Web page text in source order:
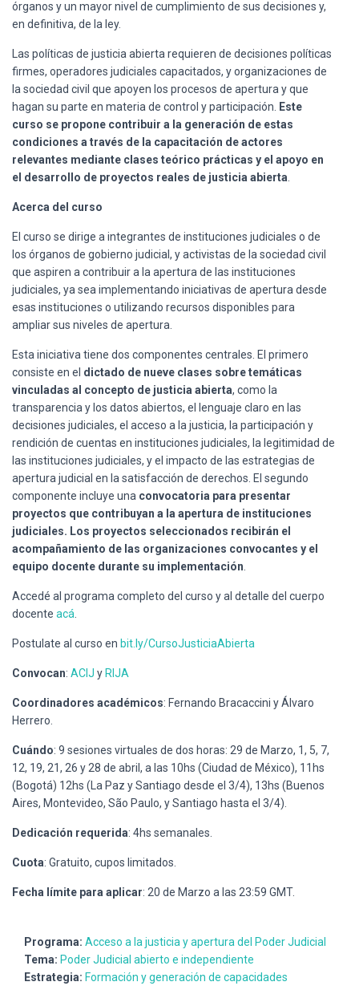
órganos y un mayor nivel de cumplimiento de sus decisiones y,
en definitiva, de la ley.
Las políticas de justicia abierta requieren de decisiones políticas
firmes, operadores judiciales capacitados, y organizaciones de
la sociedad civil que apoyen los procesos de apertura y que
hagan su parte en materia de control y participación.
Este
curso se propone contribuir a la generación de estas
condiciones a través de la capacitación de actores
relevantes mediante clases teórico prácticas y el apoyo en
el desarrollo de proyectos reales de justicia abierta
Acerca del curso
El curso se dirige a integrantes de instituciones judiciales o de
los órganos de gobierno judicial, y activistas de la sociedad civil
que aspiren a contribuir a la apertura de las instituciones
judiciales, ya sea implementando iniciativas de apertura desde
esas instituciones o utilizando recursos disponibles para
ampliar sus niveles de apertura.
Esta iniciativa tiene dos componentes centrales. El primero
consiste en el dictado de nueve clases sobre temáticas
vinculadas al concepto de justicia abierta, como la
transparencia y los datos abiertos, el lenguaje claro en las
decisiones judiciales, el acceso a la justicia, la participación y
rendición de cuentas en instituciones judiciales, la legitimidad de
las instituciones judiciales, y el impacto de las estrategias de
apertura judicial en la satisfacción de derechos. El segundo
componente incluye una convocatoria para presentar
proyectos que contribuyan a la apertura de instituciones
judiciales. Los proyectos seleccionados recibirán el
acompañamiento de las organizaciones convocantes y el
equipo docente durante su implementación
Accedé al programa completo del curso y al detalle del cuerpo
docente acá
Postulate al curso en bit.ly/CursoJusticiaAbierta
Convocan: ACIJ y RIJA
Coordinadores académicos: Fernando Bracaccini y Álvaro
Herrero.
Cuándo: 9 sesiones virtuales de dos horas: 29 de Marzo, 1, 5, 7,
12, 19, 21, 26 y 28 de abril, a las 10hs (Ciudad de México), 11hs
(Bogotá) 12hs (La Paz y Santiago desde el 3/4), 13hs (Buenos
Aires, Montevideo, São Paulo, y Santiago hasta el 3/4).
Dedicación requerida: 4hs semanales.
Cuota: Gratuito, cupos limitados.
Fecha límite para aplicar: 20 de Marzo a las 23:59 GMT.
Programa: Acceso a la justicia y apertura del Poder Judicial
Tema: Poder Judicial abierto e independiente
Estrategia: Formación y generación de capacidades